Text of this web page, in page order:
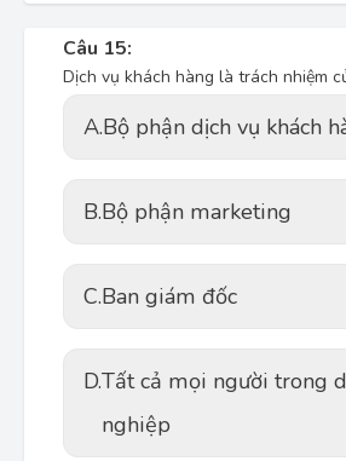
Câu 15:
Dịch vụ khách hàng là trách nhiệm
A.Bộ phận dịch vụ khách
B.Bộ phận marketing
C.Ban giám đốc
D.Tất cả mọi người trong
nghiệp